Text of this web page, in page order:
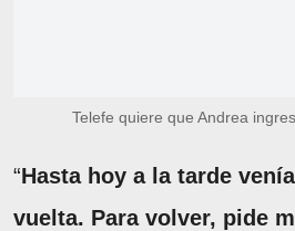
Telefe quiere que Andrea
“Hasta hoy a la tarde
vuelta. Para volver, pide